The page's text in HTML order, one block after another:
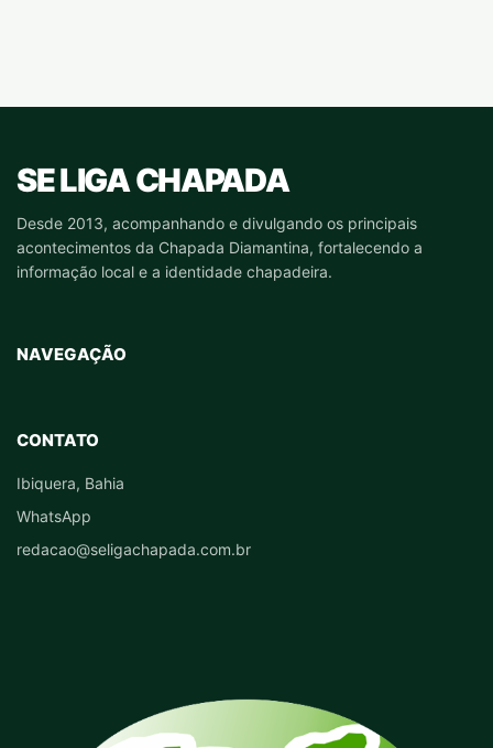
SE LIGA CHAPADA
Desde 2013, acompanhando e divulgando os principais
acontecimentos da Chapada Diamantina, fortalecendo a
informação local e a identidade chapadeira.
NAVEGAÇÃO
CONTATO
Ibiquera, Bahia
WhatsApp
redacao@seligachapada.com.br